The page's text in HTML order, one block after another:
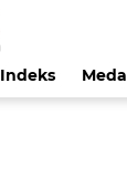
Indeks